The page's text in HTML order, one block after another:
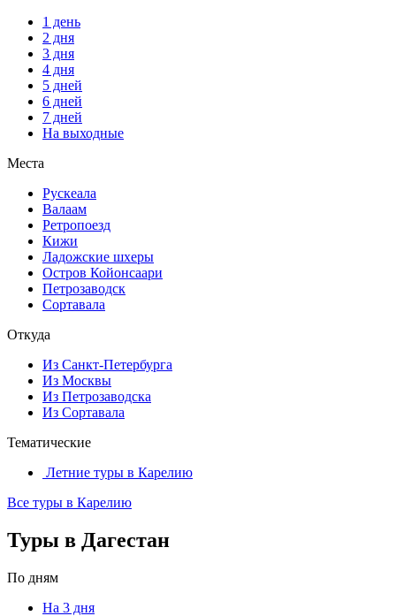
1 день
2 дня
3 дня
4 дня
5 дней
6 дней
7 дней
На выходные
Места
Рускеала
Валаам
Ретропоезд
Кижи
Ладожские шхеры
Остров Койонсаари
Петрозаводск
Сортавала
Откуда
Из Санкт-Петербурга
Из Москвы
Из Петрозаводска
Из Сортавала
Тематические
Летние туры в Карелию
Все туры в Карелию
Туры в Дагестан
По дням
На 3 дня